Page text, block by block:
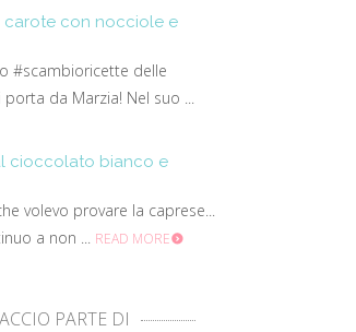
carote con nocciole e
#scambioricette delle
da Marzia! Nel suo ...
cioccolato bianco e
volevo provare la caprese...
a non ... READ MORE
PARTE DI